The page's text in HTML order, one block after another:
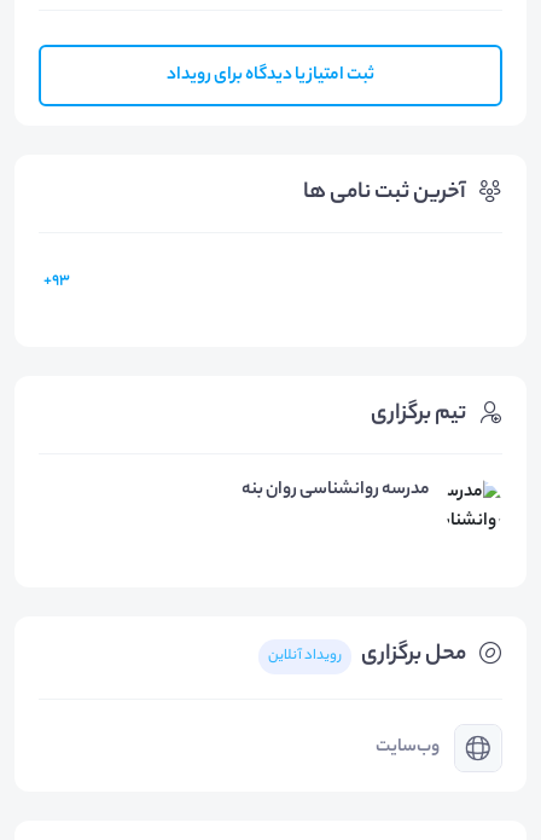
ثبت امتیاز یا دیدگاه برای رویداد
آخرین ثبت نامی ها
93+
محل برگزاری رویداد آنلاین
وب‌سایت
تیم برگزاری
مدرسه روانشناسی روان بنه